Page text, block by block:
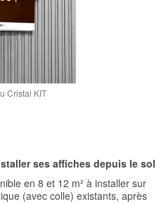
Cristal KIT
ses affiches depuis le sol
en 8 et 12 m² à installer sur
(avec colle) existants, après